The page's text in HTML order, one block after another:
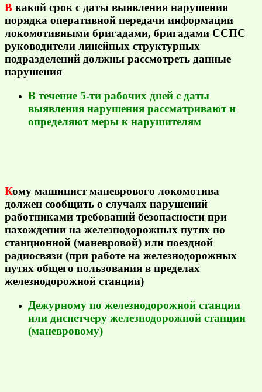
В какой срок с даты выявления нарушения
порядка оперативной передачи информации
локомотивными бригадами, бригадами ССПС
руководители линейных структурных
подразделений должны рассмотреть данные
нарушения
В течение 5-ти рабочих дней с даты
выявления нарушения рассматривают и
определяют меры к нарушителям
Кому машинист маневрового локомотива
должен сообщить о случаях нарушений
работниками требований безопасности при
нахождении на железнодорожных путях по
станционной (маневровой) или поездной
радиосвязи (при работе на железнодорожных
путях общего пользования в пределах
железнодорожной станции)
Дежурному по железнодорожной станции
или диспетчеру железнодорожной станции
(маневровому)